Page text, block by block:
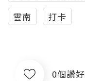
雲南
打卡
0個讚好